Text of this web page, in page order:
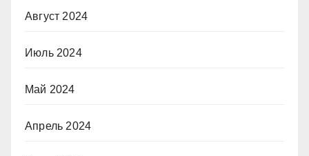
Август 2024
Июль 2024
Май 2024
Апрель 2024